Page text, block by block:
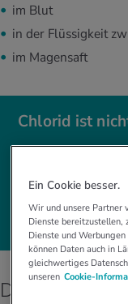
Chlorid ist
Chlorid
im Blut
in der Flüssigkeit
im Magensaft
Die Funktion
Ein Cookie besser.
Wir und unsere Partner
Dienste bereitzustellen,
Dienste und
können Daten auch in
gleichwertiges
unseren Cookie-